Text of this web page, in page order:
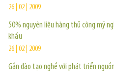
26 | 02 | 2009
50% nguyên liệu hàng thủ công mỹ
khẩu
26 | 02 | 2009
Gắn đào tạo nghề với phát triển